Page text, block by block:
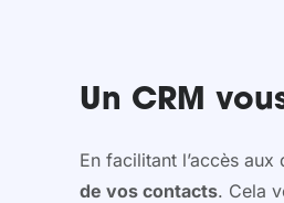
Un CRM
En facilitant l’accès
de vos contacts. Cela